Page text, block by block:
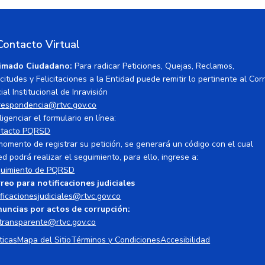
Virtual
Ciudadano: Para radicar Peticiones, Quejas, Reclamos,
y Felicitaciones a la Entidad puede remitir lo pertinente al
Institucional de Inravisión
el formulario en línea:
PQRSD
de registrar su petición, se generará un código con el cual
podrá realizar el seguimiento, para ello, ingrese a:
de PQRSD
para notificaciones judiciales
por actos de corrupción:
Mapa del SitioTérminos y CondicionesAccesibilidad